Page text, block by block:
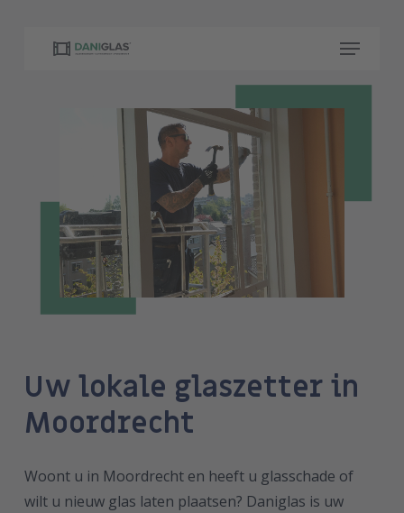
Menu
Uw lokale glaszetter in
Moordrecht
Woont u in Moordrecht en heeft u glasschade of
wilt u nieuw glas laten plaatsen? Daniglas is uw